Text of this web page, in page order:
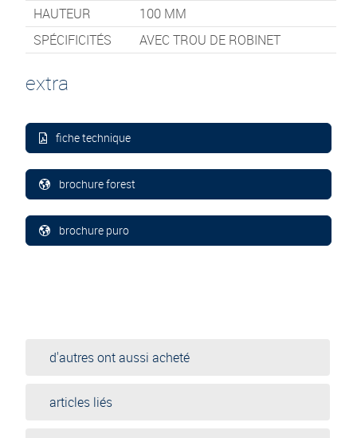
HAUTEUR
100 MM
SPÉCIFICITÉS
AVEC TROU DE ROBINET
extra
fiche technique
brochure forest
brochure puro
d'autres ont aussi acheté
articles liés